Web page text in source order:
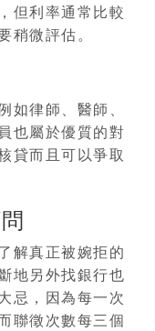
但利率通常比較
稍微評估。
如律師、醫師、
也屬於優質的對
貸而且可以爭取
解真正被婉拒的
地另外找銀行也
忌，因為每一次
聯徵次數每三個